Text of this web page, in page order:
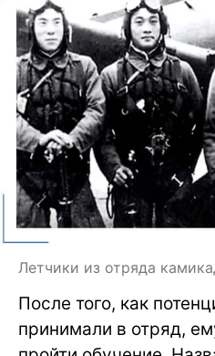
Летчики из отряда
После того, как
принимали в отряд,